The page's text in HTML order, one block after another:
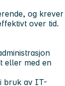
og krever
over tid.
eller med en
bruk av IT-